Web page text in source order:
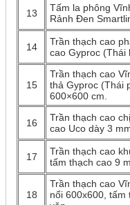
13
Tấm la phông
Rảnh Đen
14
Trần thạch cao
cao Gyproc (Thái
15
Trần thạch cao
thả Gyproc (Thái
600×600 cm.
16
Trần thạch cao
cao Uco dày 3
17
Trần thạch cao
tấm thạch cao 9
18
Trần thạch cao
nổi 600x600, tấm